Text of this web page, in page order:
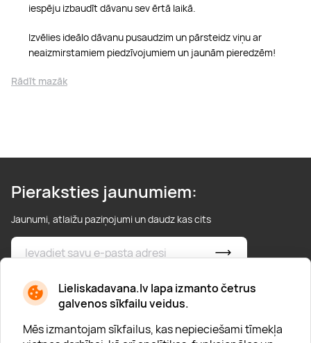
Lieliskadavana.lv lapa izmanto četrus
galvenos sīkfailu veidus.
Mēs izmantojam sīkfailus, kas nepieciešami tīmekļa
iespēju izbaudīt dāvanu sev ērtā laikā.
Izvēlies ideālo dāvanu pusaudzim un pārsteidz viņu ar
neaizmirstamiem piedzīvojumiem un jaunām pieredzēm!
Rādīt mazāk
Pieraksties jaunumiem:
Jaunumi, atlaižu paziņojumi un daudz kas cits
* Esmu iepazinies/usies ar privātuma politiku